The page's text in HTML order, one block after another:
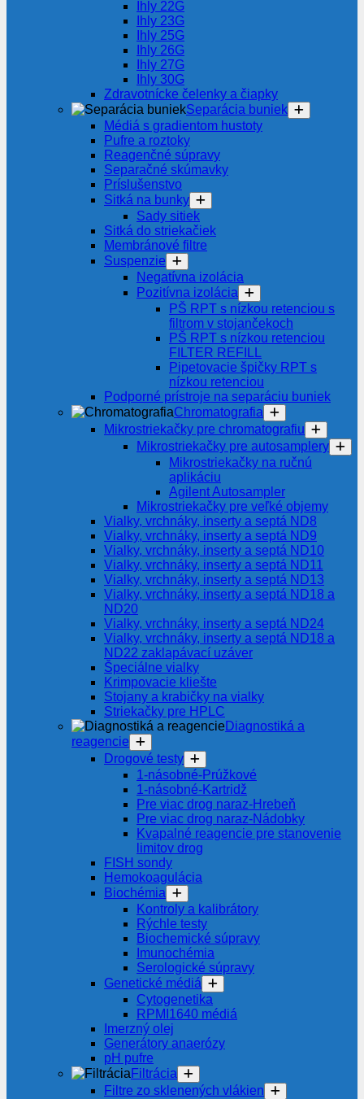
Ihly 22G
Ihly 23G
Ihly 25G
Ihly 26G
Ihly 27G
Ihly 30G
Zdravotnícke čelenky a čiapky
Separácia buniek
Médiá s gradientom hustoty
Pufre a roztoky
Reagenčné súpravy
Separačné skúmavky
Príslušenstvo
Sitká na bunky
Sady sitiek
Sitká do striekačiek
Membránové filtre
Suspenzie
Negatívna izolácia
Pozitívna izolácia
PŠ RPT s nízkou retenciou s
filtrom v stojančekoch
PŠ RPT s nízkou retenciou
FILTER REFILL
Pipetovacie špičky RPT s
nízkou retenciou
Podporné prístroje na separáciu buniek
Chromatografia
Mikrostriekačky pre chromatografiu
Mikrostriekačky pre autosamplery
Mikrostriekačky na ručnú
aplikáciu
Agilent Autosampler
Mikrostriekačky pre veľké objemy
Vialky, vrchnáky, inserty a septá ND8
Vialky, vrchnáky, inserty a septá ND9
Vialky, vrchnáky, inserty a septá ND10
Vialky, vrchnáky, inserty a septá ND11
Vialky, vrchnáky, inserty a septá ND13
Vialky, vrchnáky, inserty a septá ND18 a
ND20
Vialky, vrchnáky, inserty a septá ND24
Vialky, vrchnáky, inserty a septá ND18 a
ND22 zaklapávací uzáver
Špeciálne vialky
Krimpovacie kliešte
Stojany a krabičky na vialky
Striekačky pre HPLC
Diagnostiká a
reagencie
Drogové testy
1-násobné-Prúžkové
1-násobné-Kartridž
Pre viac drog naraz-Hrebeň
Pre viac drog naraz-Nádobky
Kvapalné reagencie pre stanovenie
limitov drog
FISH sondy
Hemokoagulácia
Biochémia
Kontroly a kalibrátory
Rýchle testy
Biochemické súpravy
Imunochémia
Serologické súpravy
Genetické médiá
Cytogenetika
RPMI1640 médiá
Imerzný olej
Generátory anaerózy
pH pufre
Filtrácia
Filtre zo sklenených vlákien